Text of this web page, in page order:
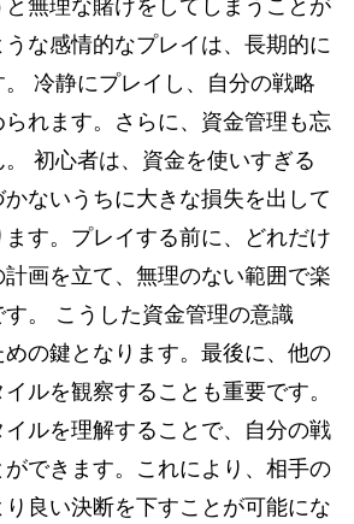
と無理な賭けをしてしまうことが
な感情的なプレイは、長期的に
冷静にプレイし、自分の戦略
れます。さらに、資金管理も忘
初心者は、資金を使いすぎる
ないうちに大きな損失を出して
す。プレイする前に、どれだけ
画を立て、無理のない範囲で楽
す。 こうした資金管理の意識
の鍵となります。最後に、他の
ルを観察することも重要です。
ルを理解することで、自分の戦
できます。これにより、相手の
良い決断を下すことが可能にな